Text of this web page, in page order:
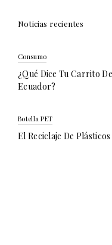
Noticias recientes
Consumo
¿Qué Dice Tu Carrito
Ecuador?
Botella PET
El Reciclaje De